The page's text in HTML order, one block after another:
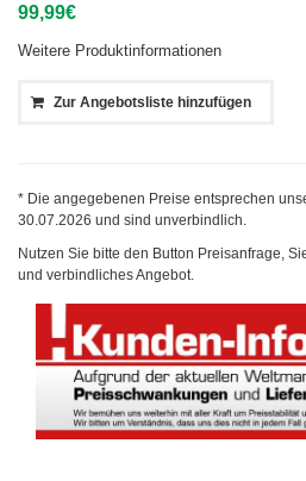
99,99€
Weitere Produktinformationen
Zur Angebotsliste hinzufügen
* Die angegebenen Preise entsprechen
30.07.2026 und sind unverbindlich.
Nutzen Sie bitte den Button Preisanfrage,
und verbindliches Angebot.